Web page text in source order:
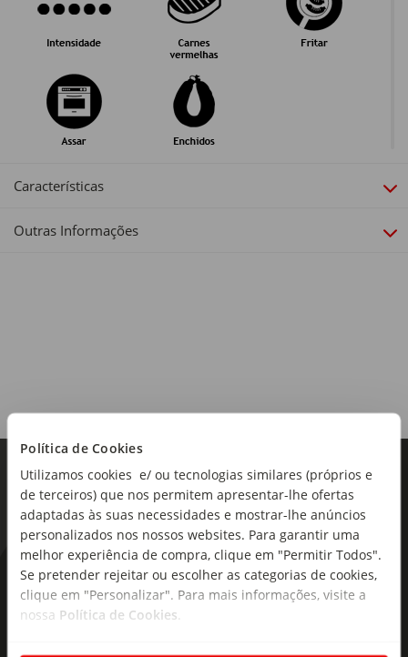
Política de Cookies
Utilizamos cookies e/ ou tecnologias similares (próprios e
de terceiros) que nos permitem apresentar-lhe ofertas
adaptadas às suas necessidades e mostrar-lhe anúncios
personalizados nos nossos websites. Para garantir uma
melhor experiência de compra, clique em "Permitir Todos".
Se pretender rejeitar ou escolher as categorias de cookies,
clique em "Personalizar". Para mais informações, visite a
nossa Política de Cookies.
Alentejo
Castas:
Arinto, Antão Vaz
Teor alcoólico:
12%
Tipo de produto:
Características
Outras Informações
As novidades mais frescas no
seu e-mail!